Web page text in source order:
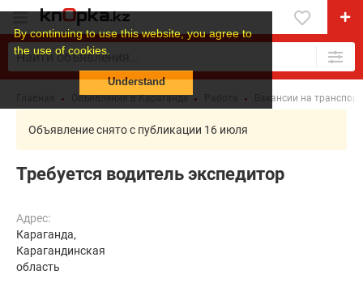
By continuing to use this website, you agree to
the use of cookies.
Understand
Объявления в Караганде Вакансии на
Объявление снято с публикации 16 июля
Требуется водитель экспедитор
Адрес:
Караганда,
Карагандинская
область